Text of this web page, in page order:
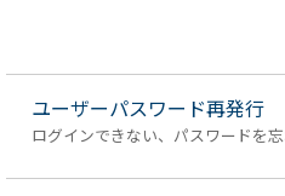
ユーザーパスワード再発行
ログインできない、パスワードを